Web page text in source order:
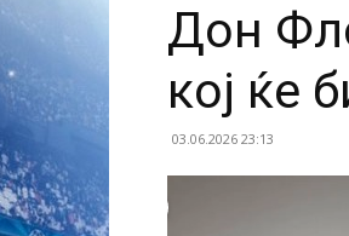
Дон
кој ќе
03.06.2026 23:13